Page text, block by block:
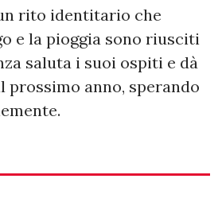
rito identitario che
e la pioggia sono riusciti
saluta i suoi ospiti e dà
prossimo anno, sperando